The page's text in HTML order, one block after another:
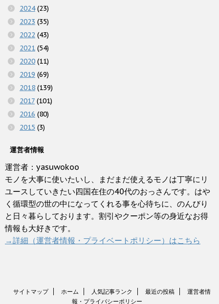
2024(23)
2023 (35)
2022 (43)
2021 (54)
2020 (11)
2019 (69)
2018 (139)
2017 (101)
2016 (80)
2015 (3)
運営者情報
運営者：yasuwokoo
モノを大事に使いたいし、まだまだ使えるモノは丁寧にリ
ユースしていきたい四国在住の40代のおっさんです。はや
く循環型の世の中になってくれる事を心待ちに、のんびり
と日々暮らしております。割引やクーポン等の身近なお得
情報も大好きです。
→詳細（運営者情報・プライベートポリシー）はこちら
サイトマップ ホーム 人気記事ランク 最近の投稿
運営者情
報・プライバシーポリシー